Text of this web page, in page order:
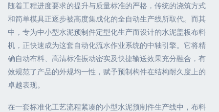
随着工程进度要求的提升与质量标准的严格，传统的浇筑方式
和简单模具正逐步被高度集成化的全自动生产线所取代。而其
中，专为中小型水泥预制件定型化生产而设计的水泥盖板布料
机，正快速成为这套自动化流水作业系统的中轴引擎。它将精
确自动布料、高清标准振动密实及快捷输送效果充分融合，有
效规范了产品的外规均一性，赋予预制构件在结构耐久度上的
卓越表现。
在一套标准化工艺流程紧凑的小型水泥预制件生产线中，布料